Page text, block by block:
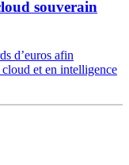
souverain
d’euros afin
cloud et en intelligence